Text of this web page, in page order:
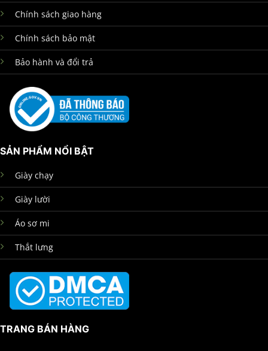
Chính sách giao hàng
Chính sách bảo mật
Bảo hành và đổi trả
SẢN PHẨM NỔI BẬT
Giày chạy
Giày lười
Áo sơ mi
Thắt lưng
TRANG BÁN HÀNG